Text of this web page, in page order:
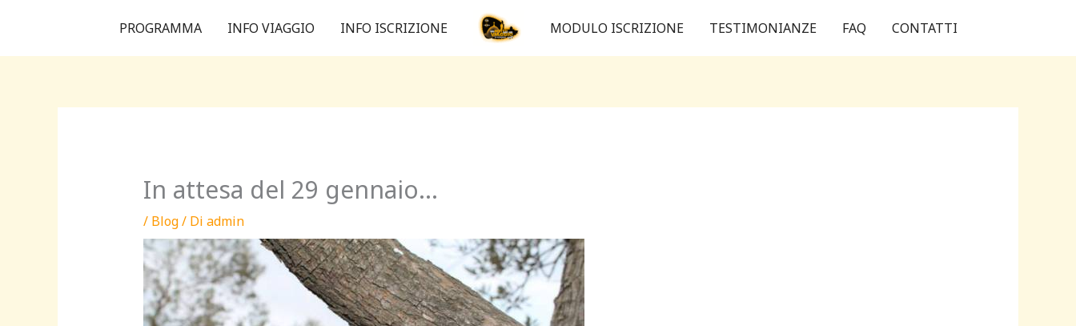
contenuto
PROGRAMMA INFO VIAGGIO INFO ISCRIZIONE MODULO ISCRIZIONE TESTIMONIANZE FAQ CONTATTI
In attesa del 29 gennaio…
/ Blog/ Di admin